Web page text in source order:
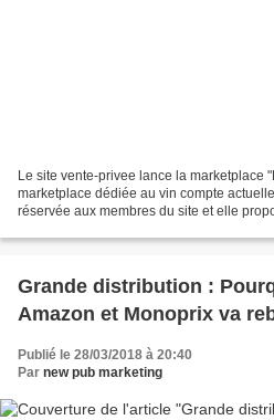
Le site vente-privee lance la marketplace
marketplace dédiée au vin compte
réservée aux membres du site et elle
Grande distribution :
Amazon et Monoprix va
Publié le 28/03/2018 à 20:40
Par new pub marketing